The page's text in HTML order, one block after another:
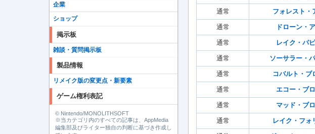
通常 フォレスト・
通常 ドローン・
通常 レイク・パ
通常 ソーサラー・
通常 コバルト・ブ
通常 エコー・ブ
通常 マッド・ブ
通常 レイク・フォ
企業
ショップ
掲示板
雑談・質問掲示板
製品情報
リメイク版の変更点・新要素
ゲーム権利表記
© Nintendo/MONOLITHSOFT
※当カテゴリ内のすべての記事は、AppMedia
編集部及びライター独自の判断に基づき作成し